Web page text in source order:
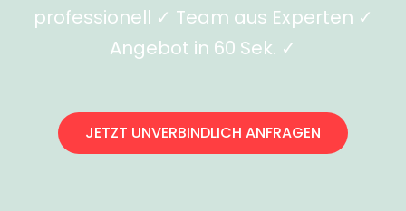
professionell ✓ Team aus Experten ✓
Angebot in 60 Sek. ✓
JETZT UNVERBINDLICH ANFRAGEN